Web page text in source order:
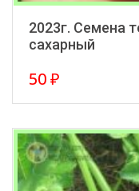
2023г. Семена
сахарный
50₽